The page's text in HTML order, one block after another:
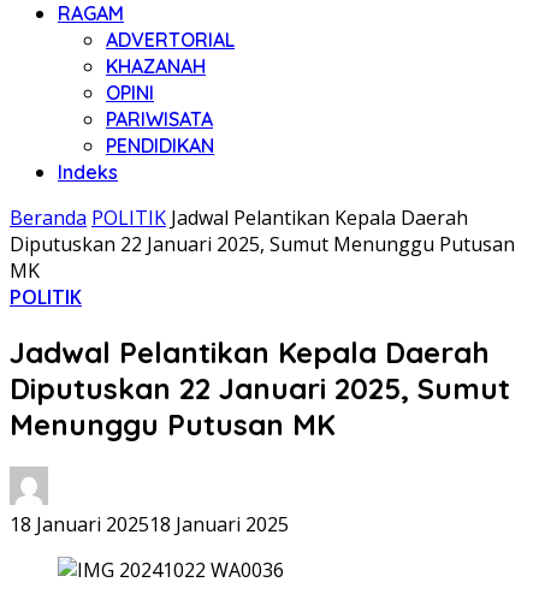
RAGAM
ADVERTORIAL
KHAZANAH
OPINI
PARIWISATA
PENDIDIKAN
Indeks
Beranda POLITIK Jadwal Pelantikan Kepala Daerah
Diputuskan 22 Januari 2025, Sumut Menunggu Putusan
MK
POLITIK
Jadwal Pelantikan Kepala Daerah
Diputuskan 22 Januari 2025, Sumut
Menunggu Putusan MK
18 Januari 202518 Januari 2025